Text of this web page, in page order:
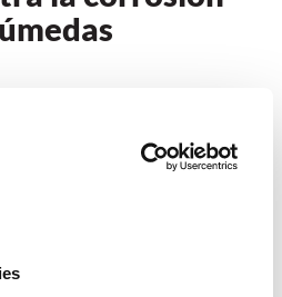
de exportación pueden requerir